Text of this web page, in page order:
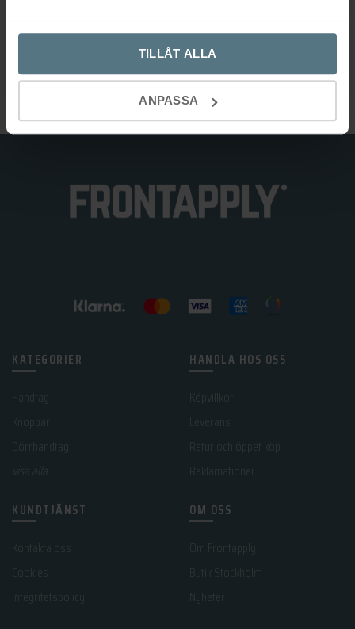
TILLÅT ALLA
ANPASSA
99kr 99kr
KATEGORIER
Handtag
Dörrhandtag
HANDLA HOS OSS
Retur och öppet köp
Reklamationer
KUNDTJÄNST
Kontakta oss
Integritetspolicy
OM OSS
Om Frontapply
Butik Stockholm
Nyheter